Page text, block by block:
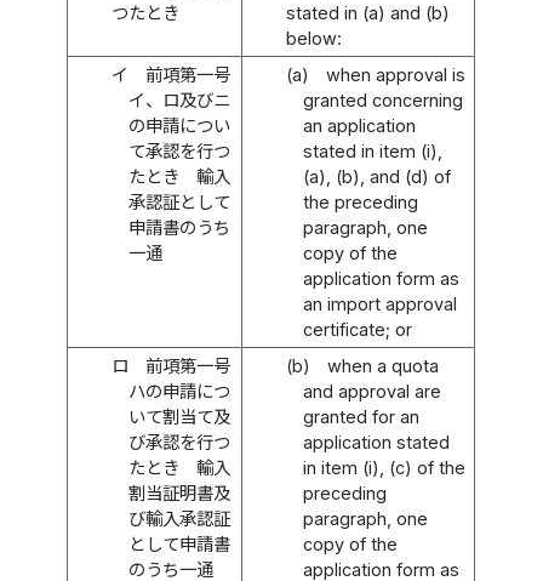
つたとき
stated in (a) and (b)
below:
イ
前項第一号
イ、ロ及びニ
の申請につい
て承認を行つ
たとき 輸入
承認証として
申請書のうち
一通
(a)
when approval is
granted concerning
an application
stated in item (i),
(a), (b), and (d) of
the preceding
paragraph, one
copy of the
application form as
an import approval
certificate; or
ロ
前項第一号
ハの申請につ
いて割当て及
び承認を行つ
たとき 輸入
割当証明書及
び輸入承認証
として申請書
のうち一通
(b)
when a quota
and approval are
granted for an
application stated
in item (i), (c) of the
preceding
paragraph, one
copy of the
application form as